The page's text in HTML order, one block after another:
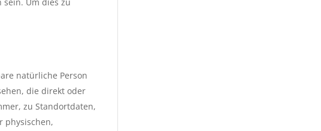
natürliche Person
die direkt oder
zu Standortdaten,
physischen,